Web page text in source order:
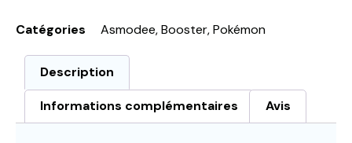
Catégories Asmodee,Booster,Pokémon
Description
Informations complémentaires Avis